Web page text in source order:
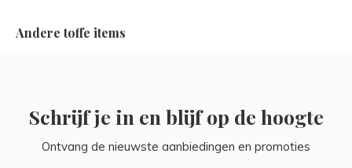
Andere toffe items
Schrijf je in en blijf op de hoogte
Ontvang de nieuwste aanbiedingen en promoties